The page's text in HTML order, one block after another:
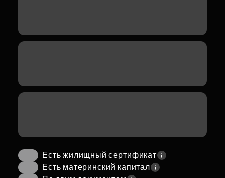
Есть жилищный сертификат
Есть материнский капитал